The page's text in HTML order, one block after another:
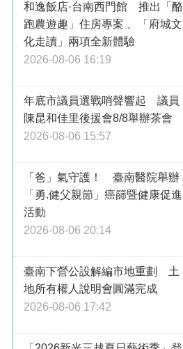
和逸飯店·台南西門館 推出「酪
跑農遊趣」住房專案 、「府城文
化走讀」兩項全新體驗
2026-08-06 16:19
年底市議員選戰哨聲響起 議員
陳昆和佳里後援會8/8舉辦茶會
2026-08-06 15:57
「爸」氣守護！ 臺南醫院舉辦
「勇.健父親節」癌篩暨健康促進
活動
2026-08-06 20:14
臺南下營公設解編市地重劃 土
地所有權人說明會圓滿完成
2026-08-06 17:42